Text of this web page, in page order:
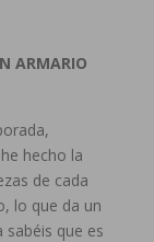
ARMARIO
hecho la
de cada
lo que da un
que es